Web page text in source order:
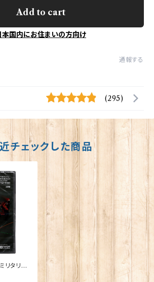
Add to cart
本国内にお住まいの方向け
通報する
(295)
チェックした商品
リタリー・